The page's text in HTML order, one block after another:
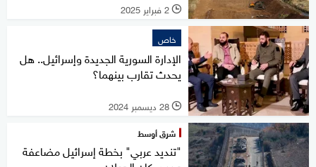
l 2 فبراير 2025
خاص
الإدارة السورية الجديدة وإسرائيل.. هل
يحدث تقارب بينهما؟
l 28 ديسمبر 2024
شرق أوسط
"تنديد عربي" بخطة إسرائيل مضاعفة